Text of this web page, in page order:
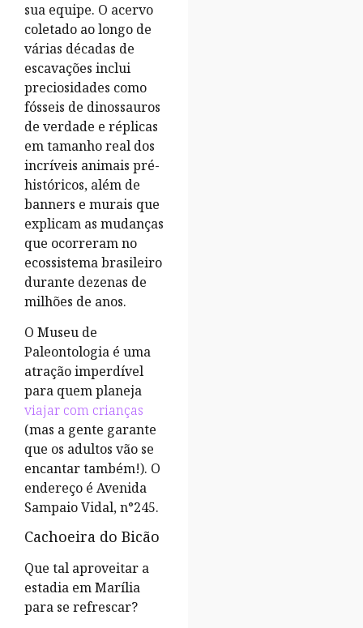
sua equipe. O acervo
coletado ao longo de
várias décadas de
escavações inclui
preciosidades como
fósseis de dinossauros
de verdade e réplicas
em tamanho real dos
incríveis animais pré-
históricos, além de
banners e murais que
explicam as mudanças
que ocorreram no
ecossistema brasileiro
durante dezenas de
milhões de anos.
O Museu de
Paleontologia é uma
atração imperdível
para quem planeja
viajar com crianças
(mas a gente garante
que os adultos vão se
encantar também!). O
endereço é Avenida
Sampaio Vidal, n°245.
Cachoeira do Bicão
Que tal aproveitar a
estadia em Marília
para se refrescar?